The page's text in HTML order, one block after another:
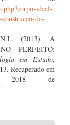
ideal-
da-
(2013). A
PERFEITO:
em Estudo,
Recuperado em
de